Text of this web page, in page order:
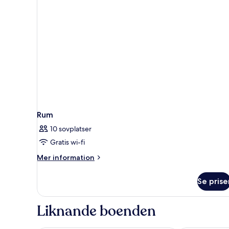
Rum
10 sovplatser
Gratis wi-fi
Mer information
Mer
Se
Liknande boenden